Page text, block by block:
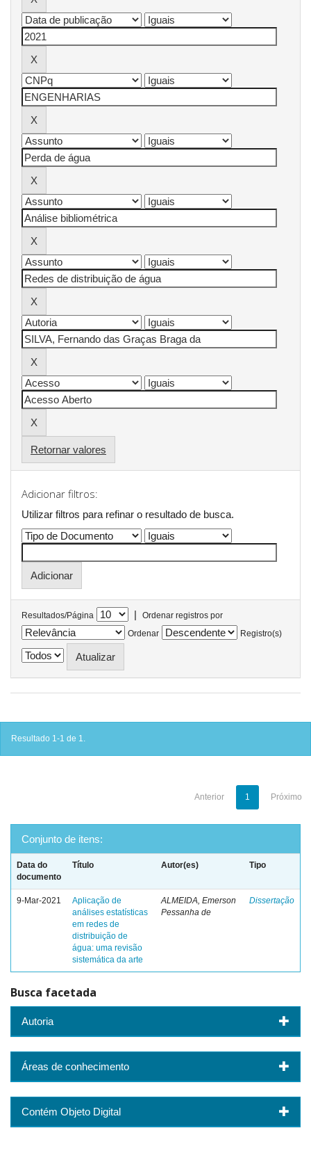
Retornar valores
Adicionar filtros:
Utilizar filtros para refinar o resultado de busca.
Resultados/Página |
Ordenar registros por
Ordenar
Registro(s)
Resultado 1-1 de 1.
Anterior 1 Próximo
Conjunto de itens:
Data do
documento
Título Autor(es) Tipo
9-Mar-2021
Aplicação de
análises estatísticas
em redes de
distribuição de
água: uma revisão
sistemática da arte
ALMEIDA, Emerson
Pessanha de
Dissertação
Busca facetada
Autoria
Áreas de conhecimento
Contém Objeto Digital